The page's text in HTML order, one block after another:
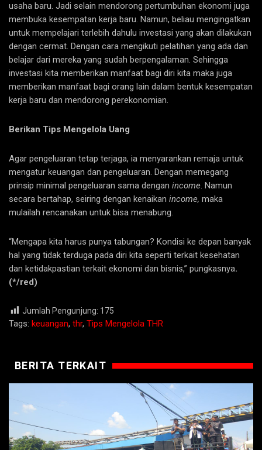
usaha baru. Jadi selain mendorong pertumbuhan ekonomi juga
membuka kesempatan kerja baru. Namun, beliau mengingatkan
untuk mempelajari terlebih dahulu investasi yang akan dilakukan
dengan cermat. Dengan cara mengikuti pelatihan yang ada dan
belajar dari mereka yang sudah berpengalaman. Sehingga
investasi kita memberikan manfaat bagi diri kita maka juga
memberikan manfaat bagi orang lain dalam bentuk kesempatan
kerja baru dan mendorong perekonomian.
Berikan Tips Mengelola Uang
Agar pengeluaran tetap terjaga, ia menyarankan remaja untuk
mengatur keuangan dan pengeluaran. Dengan memegang
prinsip minimal pengeluaran sama dengan income. Namun
secara bertahap, seiring dengan kenaikan income, maka
mulailah rencanakan untuk bisa menabung.
“Mengapa kita harus punya tabungan? Kondisi ke depan banyak
hal yang tidak terduga pada diri kita seperti terkait kesehatan
dan ketidakpastian terkait ekonomi dan bisnis,” pungkasnya.
(*/red)
Jumlah Pengunjung: 175
Tags: keuangan, thr, Tips Mengelola THR
BERITA TERKAIT